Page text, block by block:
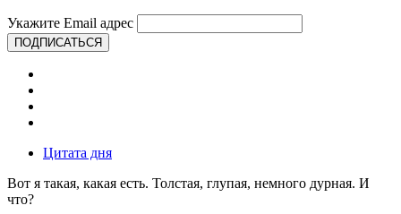
Укажите Email адрес
ПОДПИСАТЬСЯ
Цитата дня
Вот я такая, какая есть. Толстая, глупая, немного дурная. И
что?